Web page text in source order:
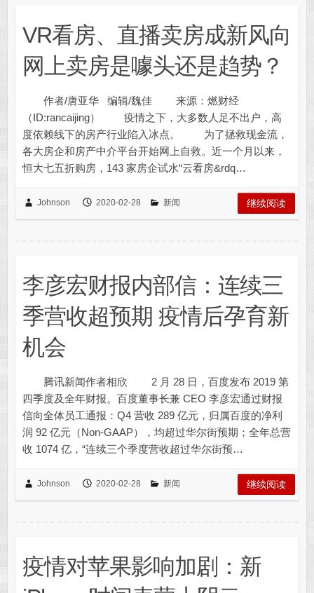
VR看房、直播卖房成新风向
网上卖房是噱头还是趋势？
作者/唐亚华 编辑/魏佳 来源：燃财经
（ID:rancaijing） 疫情之下，大多数人足不出户，高
度依赖线下的房产行业陷入冰点。 为了拯救现金流，
各大房企和房产中介平台开始网上自救。近一个月以来，
恒大七五折购房，143 家房企试水“云看房&rdq…
Johnson 2020-02-28 新闻 继续阅读
李彦宏财报内部信：连续三
季营收超预期 疫情后孕育新
机会
腾讯新闻作者相欣 2 月 28 日，百度发布 2019 第
四季度及全年财报。百度董事长兼 CEO 李彦宏通过财报
信向全体员工通报：Q4 营收 289 亿元，归属百度的净利
润 92 亿元（Non-GAAP），均超过华尔街预期；全年总营
收 1074 亿，“连续三个季度营收超过华尔街预…
Johnson 2020-02-28 新闻 继续阅读
疫情对苹果影响加剧：新